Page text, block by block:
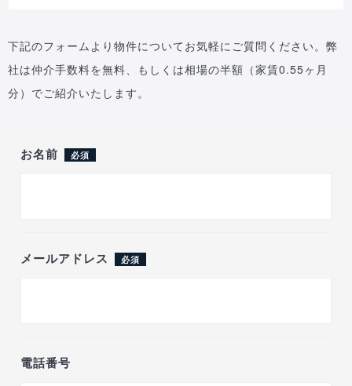
下記のフォームより物件についてお気軽にご質問ください。弊
社は仲介手数料を無料、もしくは相場の半額（家賃0.55ヶ月
分）でご紹介いたします。
お名前 必須
メールアドレス 必須
電話番号